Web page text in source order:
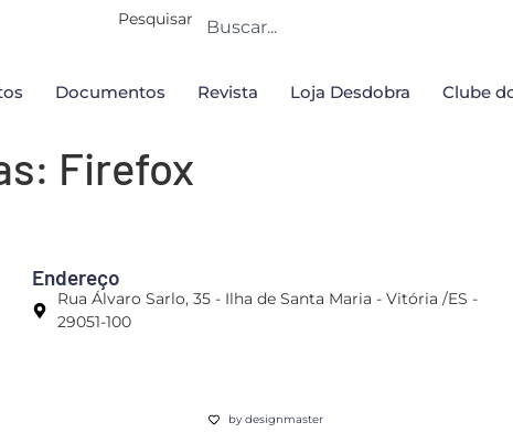
Pesquisar
Documentos Revista Loja Desdobra Clube
Firefox
Endereço
Rua Álvaro Sarlo, 35 - Ilha de Santa Maria - Vitória /ES -
29051-100
by designmaster